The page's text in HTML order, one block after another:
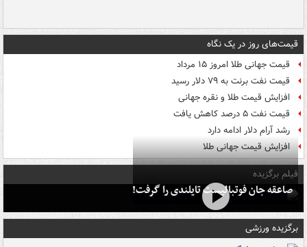
قیمت‌های روز در یک نگاه
قیمت جهانی طلا امروز ۱۵ مرداد
قیمت نفت برنت به ۷۹ دلار رسید
افزایش قیمت طلا و نقره جهانی
قیمت نفت ۵ درصد کاهش یافت
رشد آرام دلار ادامه دارد
افزایش قیمت جهانی طلا
فیلم برگزیده
صاعقه جان فوتبالیست تایلندی را گرفت!
برگزیده ورزشی